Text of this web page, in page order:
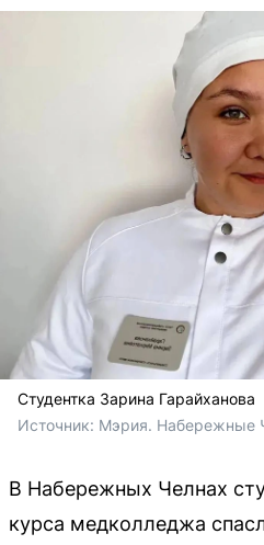
Студентка Зарина Гарайханова
Источник: Мэрия. Набережные
В Набережных Челнах
курса медколледжа